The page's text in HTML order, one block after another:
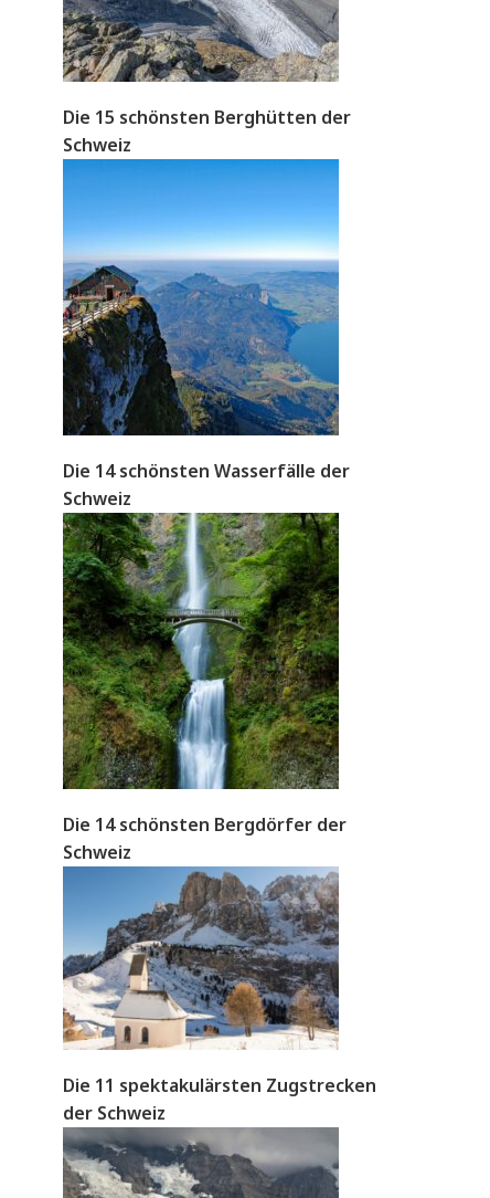
Die 15 schönsten Berghütten der
Schweiz
Die 14 schönsten Wasserfälle der
Schweiz
Die 14 schönsten Bergdörfer der
Schweiz
Die 11 spektakulärsten Zugstrecken
der Schweiz